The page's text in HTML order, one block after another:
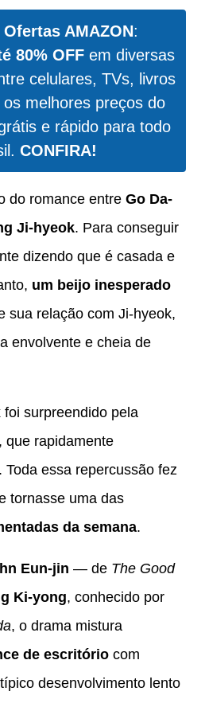
AMAZON:
80% OFFem diversas
celulares, TVs, livros
melhores preços do
e rápido para todo
CONFIRA!
do romance entre Go Da-
Ji-hyeok. Para conseguir
dizendo que é casada e
um beijo inesperado
sua relação com Ji-hyeok,
envolvente e cheia de
foi surpreendido pela
que rapidamente
essa repercussão fez
tornasse uma das
da semana.
Eun-jin — de The Good
Ki-yong, conhecido por
, o drama mistura
de escritório com
desenvolvimento lento